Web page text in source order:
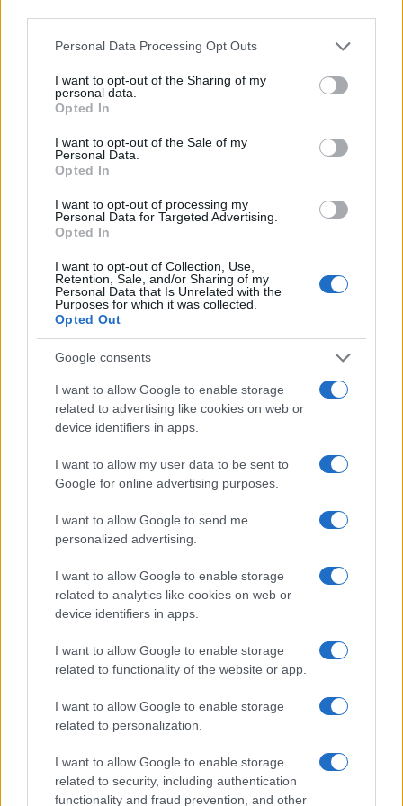
Please note that this website/app uses one or more Google
not limited to your visit or usage behaviour. You may click to
grant or deny consent to Google and its third-party tags to
use your data for below specified purposes in below Google
consent section.
Personal Data Processing Opt Outs
I want to opt-out of the Sharing of my
personal data.
Opted In
I want to opt-out of the Sale of my
Personal Data.
Opted In
I want to opt-out of processing my
Personal Data for Targeted Advertising.
Opted In
I want to opt-out of Collection, Use,
Retention, Sale, and/or Sharing of my
Personal Data that Is Unrelated with the
Purposes for which it was collected.
Opted Out
Google consents
I want to allow Google to enable storage
related to advertising like cookies on web or
device identifiers in apps.
I want to allow my user data to be sent to
Google for online advertising purposes.
I want to allow Google to send me
personalized advertising.
I want to allow Google to enable storage
related to analytics like cookies on web or
device identifiers in apps.
I want to allow Google to enable storage
related to functionality of the website or app.
I want to allow Google to enable storage
related to personalization.
I want to allow Google to enable storage
related to security, including authentication
functionality and fraud prevention, and other
Παράλληλα, ξεκίνησε αμέσως η επιχείρηση
απομάκρυνσης του καθηλωμένου αεροσκάφους
από τον διάδρομο για την ομαλή διεξαγωγή των
υπόλοιπων πτήσεων.
ΑΚΟΛΟΥΘΗΣΤΕ ΜΑΣ ΣΤΟ GOOGLE
NEWS ΚΑΝΟΝΤΑΣ ΚΛΙΚ ΕΔΩ
TAGS
ΑΤΥΧΗΜΑ
ΑΕΡΟΔΡΟΜΙΟ ΜΥΤΙΛΗΝΗΣ
Ροή Ειδήσεων
ΠΟΛΙΤΙΚΗ
Στοίχημα ταχύτητας για την κυβέρνηση στη Δυτική
Αττική και Βοιωτία: Αποζημιώσεις-εξπρές στους
αντιπολίτευση
ΔΙΕΘΝΗ
06/08/26 - 08:53
των νέων αμερικανικών θωρηκτών «Ντόναλντ Τραμπ»
ΔΙΕΘΝΗ
Διπλωματικό «άνοιγμα» του Ισραήλ στη Λατινική Αμερική:
Στη διευρυμένη περιοδεία του Γκίντεον Σάαρ ο
ΔΙΕΘΝΗ
06/08/26 - 08:46